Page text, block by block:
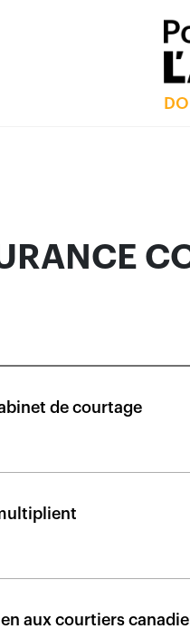
de courtage
aux courtiers